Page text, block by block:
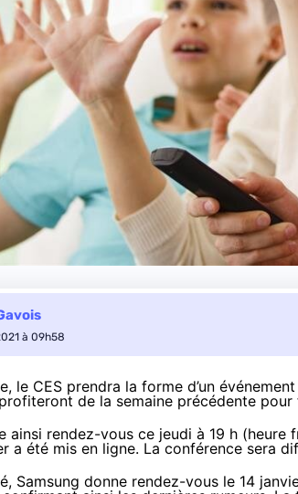
à 09h58
le CES prendra la forme d’un
de la semaine précédente pour
ainsi rendez-vous ce jeudi à 19 h
a été mis en ligne. La conférence sera
Samsung donne rendez-vous le 14